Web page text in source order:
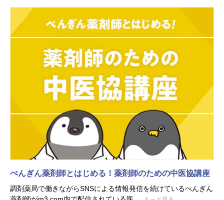
ぺんぎん薬剤師とはじめる！薬剤師のための中医協講座
調剤薬局で働きながらSNSによる情報発信を続けているぺんぎん